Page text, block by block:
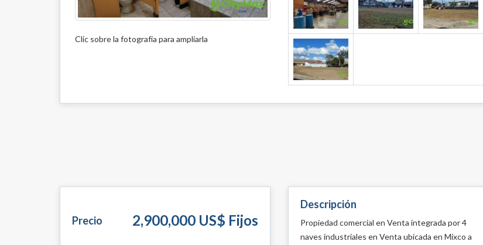
Clic sobre la fotografía para ampliarla
Precio 2,900,000 US$ Fijos
Descripción
Propiedad comercial en Venta integrada por 4
naves industriales en Venta ubicada en Mixco a